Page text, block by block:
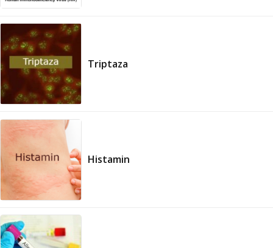
Triptaza
Histamin